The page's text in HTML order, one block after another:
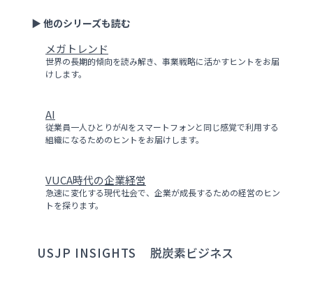
▶ 他のシリーズも読む
メガトレンド
世界の長期的傾向を読み解き、事業戦略に活かすヒントをお届
けします。
AI
従業員一人ひとりがAIをスマートフォンと同じ感覚で利用する
組織になるためのヒントをお届けします。
VUCA時代の企業経営
急速に変化する現代社会で、企業が成長するための経営のヒン
トを探ります。
USJP INSIGHTS 脱炭素ビジネス